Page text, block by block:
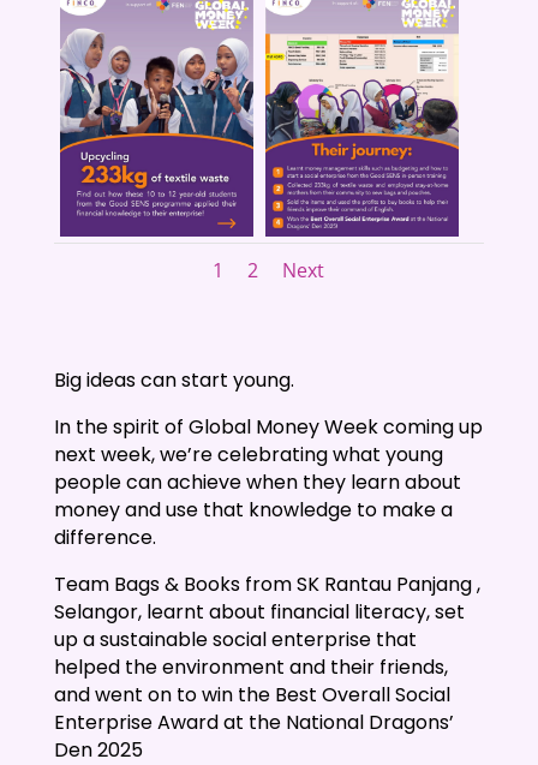
1 2 Next
Big ideas can start young.
In the spirit of Global Money Week coming up
next week, we’re celebrating what young
people can achieve when they learn about
money and use that knowledge to make a
difference.
Team Bags & Books from SK Rantau Panjang ,
Selangor, learnt about financial literacy, set
up a sustainable social enterprise that
helped the environment and their friends,
and went on to win the Best Overall Social
Enterprise Award at the National Dragons’
Den 2025